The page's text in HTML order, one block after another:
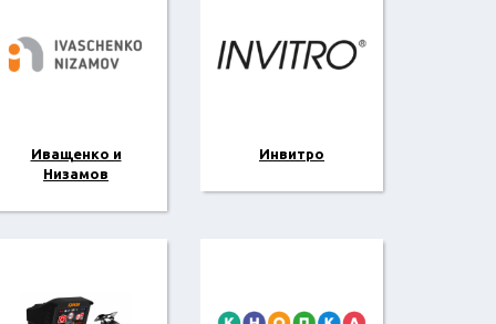
Иващенко и
Низамов
Инвитро